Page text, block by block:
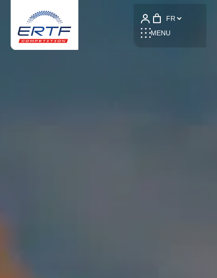
MENU
Language